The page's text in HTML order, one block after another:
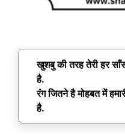
खुशबु की तरह तेरी हर
है.
रंग जितने है मोहबत में
है.